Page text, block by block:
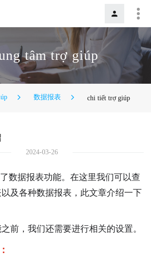
tâm trợ giúp
数据报表 chi tiết trợ giúp
2024-03-26
数据报表功能。在这里我们可以查
及各种数据报表，此文章介绍一下
前，我们还需要进行相关的设置。